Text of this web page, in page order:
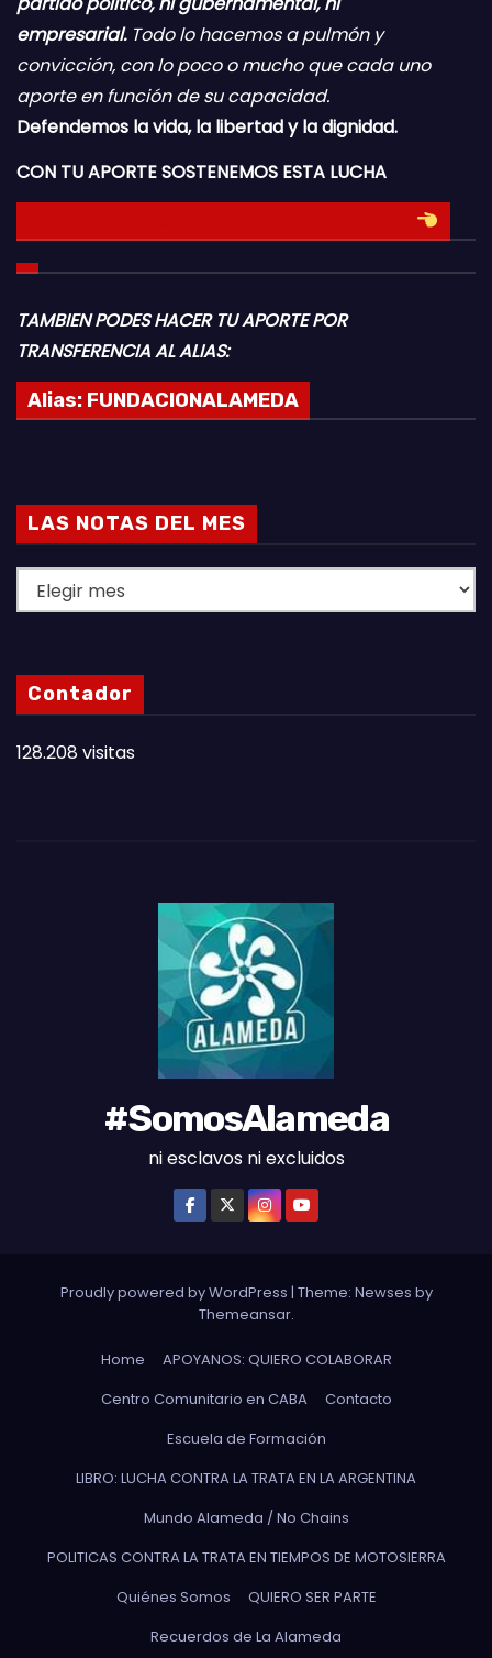
empresarial.Todo lo hacemos a pulmón y
convicción, con lo poco o mucho que cada uno
aporte en función de su capacidad.
Defendemos la vida, la libertad y la dignidad.
CON TU APORTE SOSTENEMOS ESTA LUCHA
TAMBIEN PODES HACER TU APORTE POR
TRANSFERENCIA AL ALIAS:
Alias: FUNDACIONALAMEDA
LAS NOTAS DEL MES
A
N
O
A
Contador
128.208 visitas
#SomosAlameda
ni esclavos ni excluidos
Proudly powered by WordPress | Theme: Newses by
Themeansar.
Home
APOYANOS: QUIERO COLABORAR
Centro Comunitario en CABA
Contacto
Escuela de Formación
LIBRO: LUCHA CONTRA LA TRATA EN LA ARGENTINA
Mundo Alameda / No Chains
POLITICAS CONTRA LA TRATA EN TIEMPOS DE MOTOSIERRA
Quiénes Somos
QUIERO SER PARTE
Recuerdos de La Alameda